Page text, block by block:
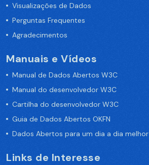
Visualizações de Dados
Perguntas Frequentes
Agradecimentos
Manuais e Vídeos
Manual de Dados Abertos W3C
Manual do desenvolvedor W3C
Cartilha do desenvolvedor W3C
Guia de Dados Abertos OKFN
Dados Abertos para um dia a dia melhor
Links de Interesse